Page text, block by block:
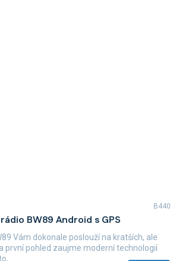
BW89 Android s GPS
Vám dokonale poslouží na kratších, ale
první pohled zaujme moderní technologií
B440